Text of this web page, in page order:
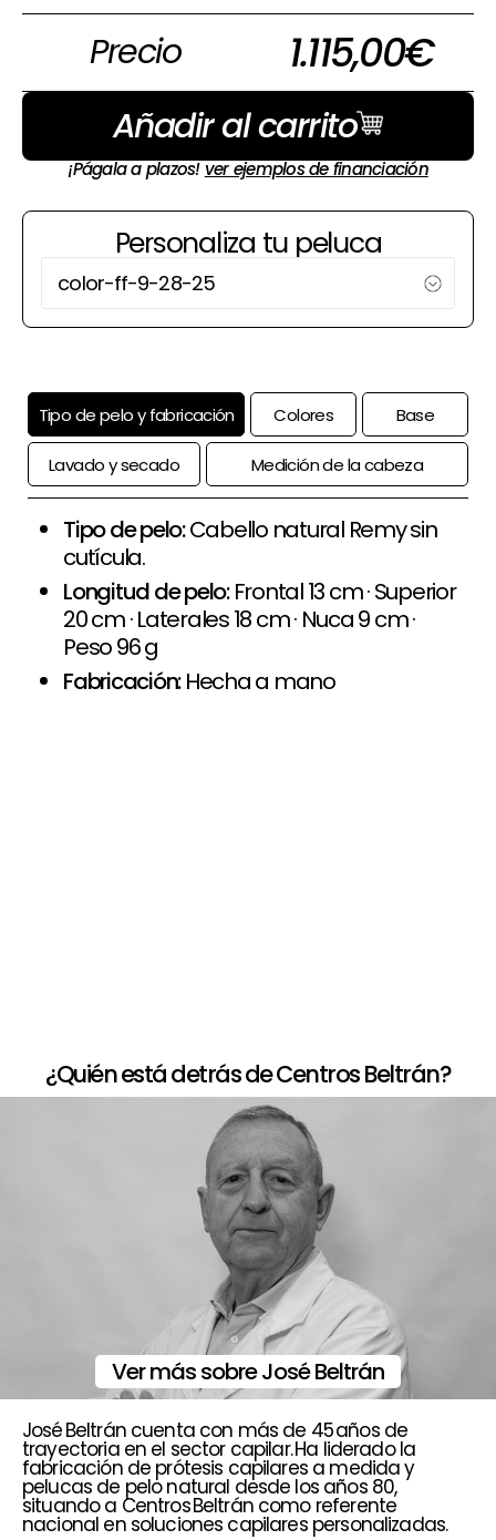
Precio 1.115,00€
Añadir al carrito
¡Págala a plazos! ver ejemplos de financiación
Personaliza tu peluca
Tipo de pelo y fabricación Colores Base
Lavado y secado Medición de la cabeza
Tipo de pelo:Cabello natural Remy sin
cutícula.
Longitud de pelo:Frontal 13 cm · Superior
20 cm · Laterales 18 cm · Nuca 9 cm ·
Peso 96 g
Fabricación:Hecha a mano
¿Quién está detrás de Centros Beltrán?
Ver más sobre José Beltrán
José Beltrán cuenta con más de 45 años de
trayectoria en el sector capilar. Ha liderado la
fabricación de prótesis capilares a medida y
pelucas de pelo natural desde los años 80,
situando a Centros Beltrán como referente
nacional en soluciones capilares personalizadas.